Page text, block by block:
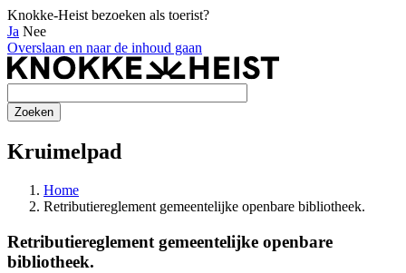
Knokke-Heist bezoeken als toerist?
Ja Nee
Overslaan en naar de inhoud gaan
Kruimelpad
Home
Retributiereglement gemeentelijke openbare bibliotheek.
Retributiereglement gemeentelijke openbare
bibliotheek.